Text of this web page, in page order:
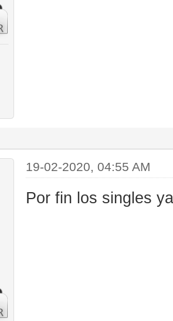
19-02-2020, 04:55 AM
Por fin los singles